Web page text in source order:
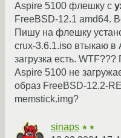
Aspire 5100 флешку с
FreeBSD-12.1 amd64.
Пишу на флешку
crux-3.6.1.iso втыкаю в
загрузка есть.
Aspire 5100 не
образ FreeBSD-12.2-
memstick.img?
sinaps ★★